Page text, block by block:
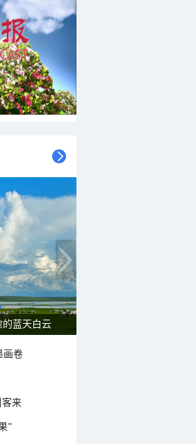
的蓝天白云
画卷
客来
”